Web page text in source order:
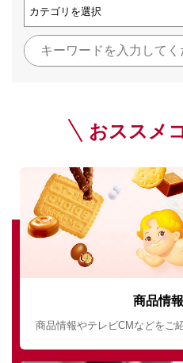
おススメ
商品情
商品情報やテレビCMなどをご